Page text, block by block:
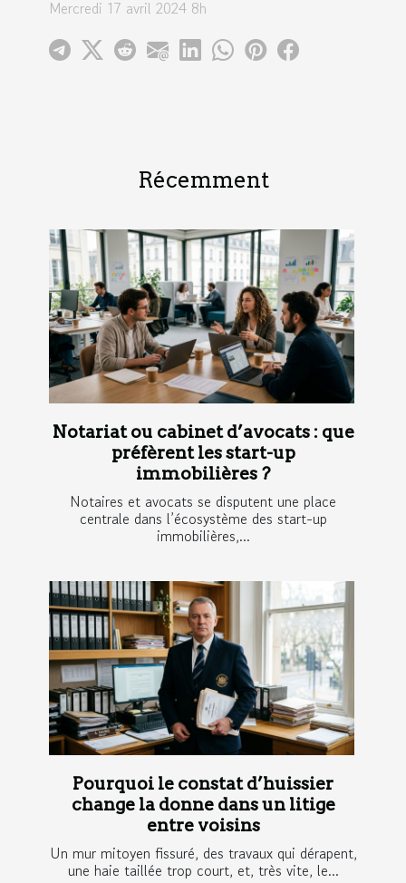
Mercredi 17 avril 2024 8h
Récemment
Notariat ou cabinet d’avocats : que
préfèrent les start-up
immobilières ?
Notaires et avocats se disputent une place
centrale dans l’écosystème des start-up
immobilières,...
Pourquoi le constat d’huissier
change la donne dans un litige
entre voisins
Un mur mitoyen fissuré, des travaux qui dérapent,
une haie taillée trop court, et, très vite, le...